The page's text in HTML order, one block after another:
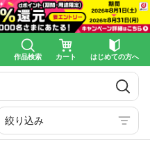
作品検索 カート はじめての方へ
絞り込み